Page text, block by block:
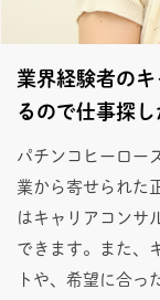
業界経験者の
るので仕事探
パチンコヒーロー
業から寄せられた
はキャリアコンサ
できます。また、
トや、希望に合っ